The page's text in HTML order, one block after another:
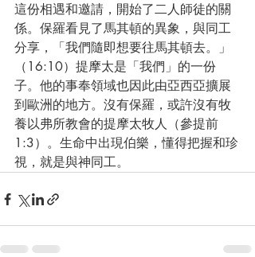
這份相遇和邀請，開始了二人師徒的關
係。保羅看見了馬其頓的異象，與同工
分享，「我們隨即想要往馬其頓去。」
（16:10）提摩太是「我們」的一份
子。他的事奉領域也因此由亞西亞擴展
到歐洲的地方。沒有保羅，或許沒有牧
養以弗所教會的提摩太牧人（參提前
1:3）。生命中出現伯樂，懂得把握和珍
視，就是與神同工。